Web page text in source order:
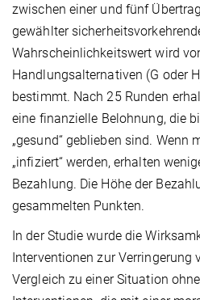
zwischen einer und fünf
gewählter
Wahrscheinlichkeitswert wird
Handlungsalternativen (G oder
bestimmt. Nach 25 Runden
eine finanzielle Belohnung, die
„gesund“ geblieben sind. Wenn
„infiziert“ werden, erhalten
Bezahlung. Die Höhe der
gesammelten Punkten.
In der Studie wurde die
Interventionen zur Verringerung
Vergleich zu einer Situation